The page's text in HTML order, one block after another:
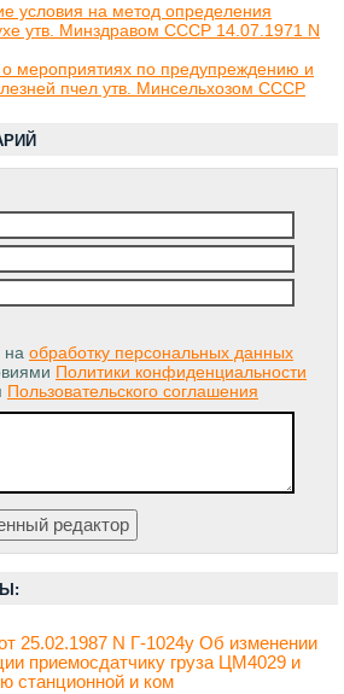
условия на метод определения
утв. Минздравом СССР 14.07.1971 N
о мероприятиях по предупреждению и
пчел утв. Минсельхозом СССР
на обработку персональных данных
Политики конфиденциальности
Пользовательского соглашения
25.02.1987 N Г-1024у Об изменении
приемосдатчику груза ЦМ4029 и
станционной и ком